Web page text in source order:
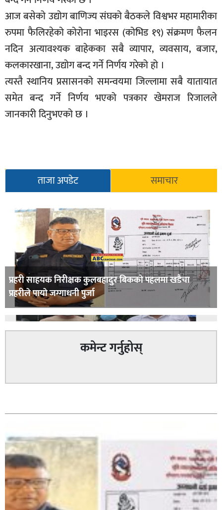
कुराकानी
जीवनशैली
साहित्य
सूचना-
प्रवधि
आज बसेको उद्योग बाणिज्य संघको बैठकले विश्वभर महामारीका
रुपमा फैलिरहेको कोरोना भाइरस (कोभिड १९) संक्रमण फैलन
नदिन अत्यावश्यक बाहेकका सबै व्यापार, व्यवसाय, बजार,
कलकारखाना, उद्योग बन्द गर्ने निर्णय गरेको हो ।
त्यस्तै स्थानिय प्रसासनको समन्वयमा जिल्लामा सबै यातायात
समेत बन्द गर्ने निर्णय भएको पत्रकार खेमराज रिजालले
जानकारी दिनुभएको छ ।
ताजा अपडेट समाचार
प्रहरी साहयक निरीक्षक कुलबहादुर बिककाे पहलमा खडैचा
प्रहरीले पायाे जग्गाधनी पुर्जा
कमेन्ट गर्नुहोस्